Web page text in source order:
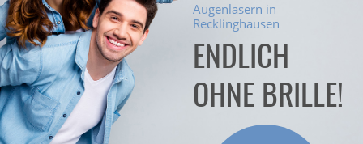
Augenlasern in
Recklinghausen
ENDLICH
OHNE BRILLE!